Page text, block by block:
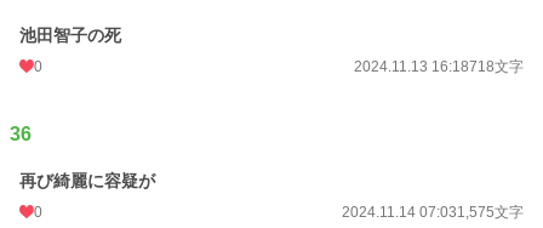
池田智子の死
0 2024.11.13 16:18718文字
36
再び綺麗に容疑が
0 2024.11.14 07:031,575文字